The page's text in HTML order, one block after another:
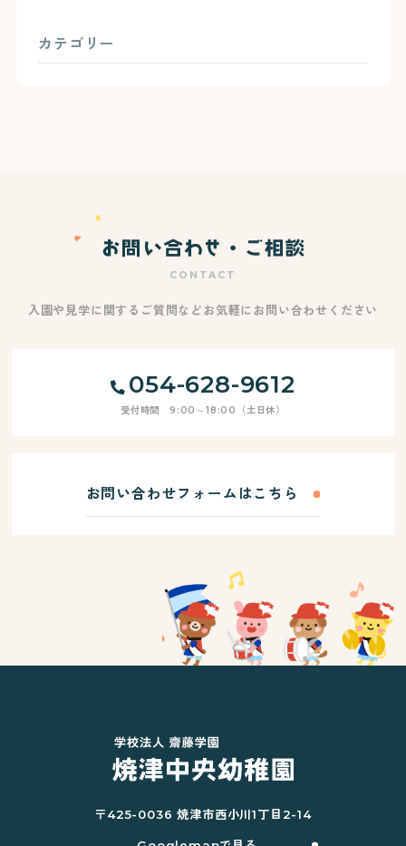
カテゴリー
CONTACT
入園や見学に関するご質問などお気軽にお問い合わせください
054-628-9612
受付時間 9:00～18:00（土日休）
お問い合わせフォームはこちら
〒425-0036 焼津市西小川1丁目2-14